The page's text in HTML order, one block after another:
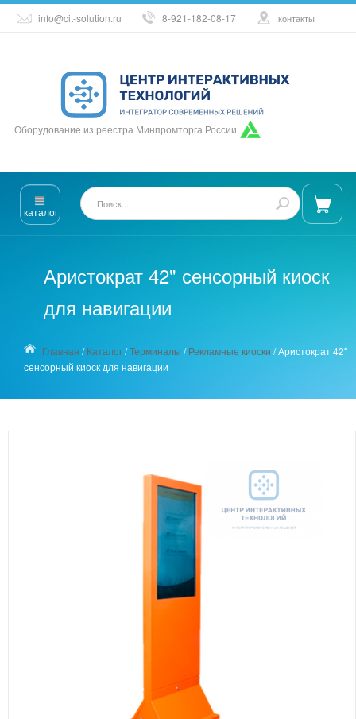
info@cit-solution.ru 8-921-182-08-17 контакты
Оборудование из реестра Минпромторга России
каталог
Аристократ 42" сенсорный киоск
для навигации
Главная /Каталог/Терминалы /Рекламные киоски /Аристократ 42"
сенсорный киоск для навигации